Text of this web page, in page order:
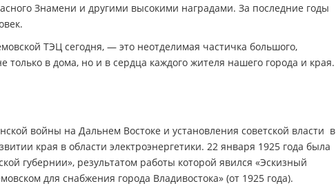
Знамени и другими высокими наградами. За последние годы
ТЭЦ сегодня, — это неотделимая частичка большого,
только в дома, но и в сердца каждого жителя нашего города и края.
войны на Дальнем Востоке и установления советской власти в
края в области электроэнергетики. 22 января 1925 года была
губернии», результатом работы которой явился «Эскизный
для снабжения города Владивостока» (от 1925 года).